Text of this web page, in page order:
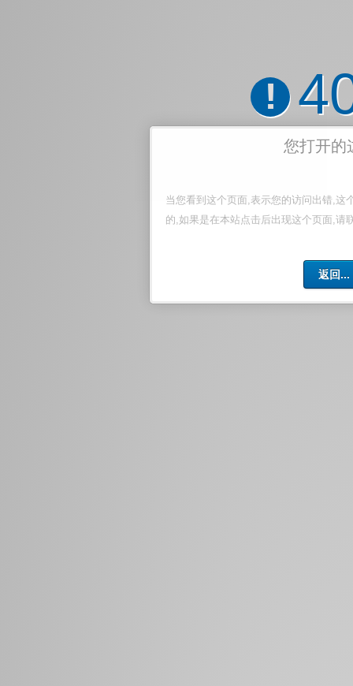
!
您打开的
当您看到这个页面,表示您的访问出错,这
的,如果是在本站点击后出现这个页面,请
返回...